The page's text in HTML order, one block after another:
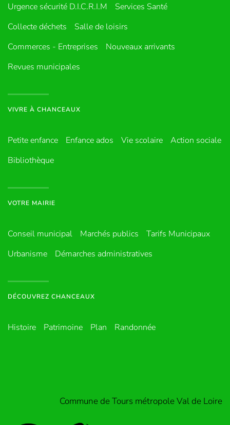
Urgence sécurité D.I.C.R.I.M
Services Santé
Collecte déchets
Salle de loisirs
Commerces - Entreprises
Nouveaux arrivants
Revues municipales
VIVRE À CHANCEAUX
Petite enfance Enfance ados Vie scolaire
Action sociale
Bibliothèque
VOTRE MAIRIE
Conseil municipal Marchés publics
Tarifs Municipaux
Urbanisme
Démarches administratives
DÉCOUVREZ CHANCEAUX
Histoire Patrimoine Plan Randonnée
Commune de Tours métropole Val de Loire